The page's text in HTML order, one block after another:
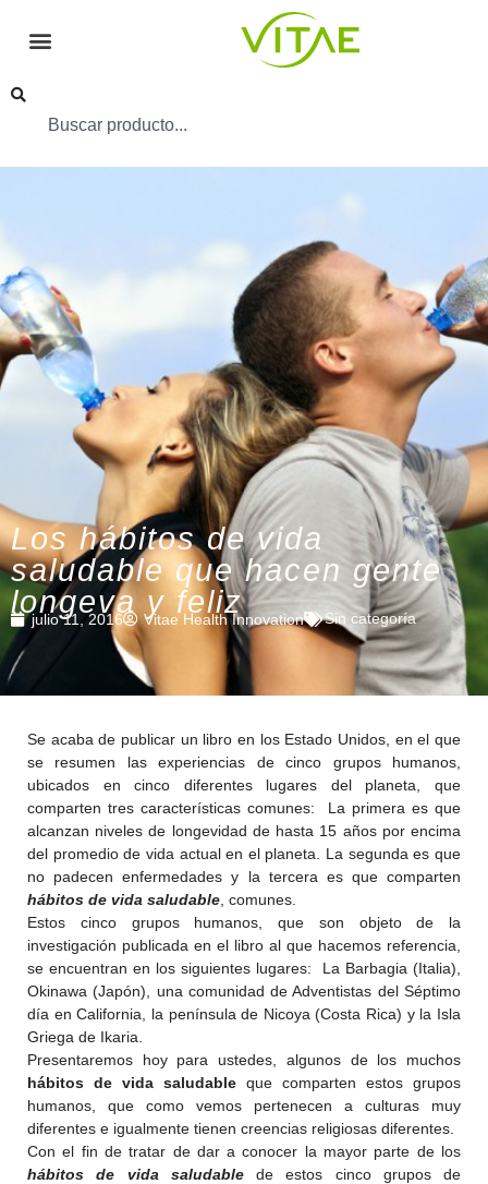
Los hábitos de vida
saludable que hacen gente
longeva y feliz
julio 11, 2016 Vitae Health Innovation Sin categoría
Se acaba de publicar un libro en los Estado Unidos, en el que
se resumen las experiencias de cinco grupos humanos,
ubicados en cinco diferentes lugares del planeta, que
comparten tres características comunes: La primera es que
alcanzan niveles de longevidad de hasta 15 años por encima
del promedio de vida actual en el planeta. La segunda es que
no padecen enfermedades y la tercera es que comparten
hábitos de vida saludable , comunes.
Estos cinco grupos humanos, que son objeto de la
investigación publicada en el libro al que hacemos referencia,
se encuentran en los siguientes lugares: La Barbagia (Italia),
Okinawa (Japón), una comunidad de Adventistas del Séptimo
día en California, la península de Nicoya (Costa Rica) y la Isla
Griega de Ikaria.
Presentaremos hoy para ustedes, algunos de los muchos
hábitos de vida saludable que comparten estos grupos
humanos, que como vemos pertenecen a culturas muy
diferentes e igualmente tienen creencias religiosas diferentes.
Con el fin de tratar de dar a conocer la mayor parte de los
hábitos de vida saludablede estos cinco grupos de